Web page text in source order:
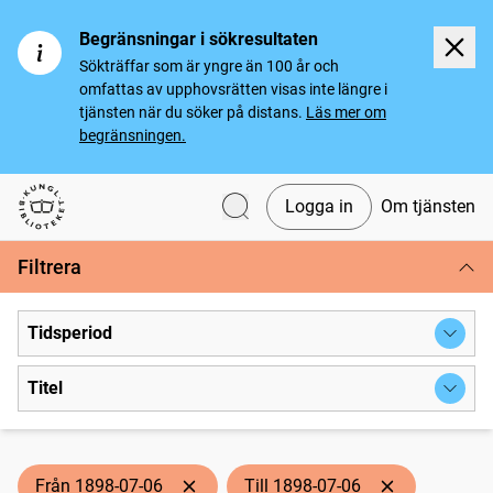
Begränsningar i sökresultaten
Sökträffar som är yngre än 100 år och
omfattas av upphovsrätten visas inte längre i
tjänsten när du söker på distans. Läs mer om
begränsningen.
Svenska tidningar
Logga in Om tjänsten
Filtrera
Tidsperiod
Titel
Från 1898-07-06 Till 1898-07-06